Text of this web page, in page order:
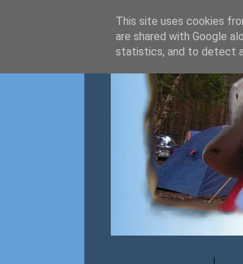
This site uses cookies
are shared with Google
statistics, and to detect